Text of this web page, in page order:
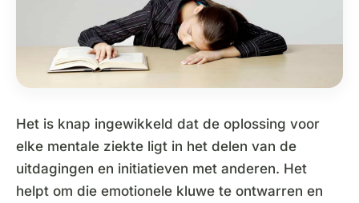
Het is knap ingewikkeld dat de oplossing voor
elke mentale ziekte ligt in het delen van de
uitdagingen en initiatieven met anderen. Het
helpt om die emotionele kluwe te ontwarren en